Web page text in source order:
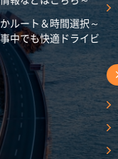
ルート＆時間選択～
中でも快適ドライビ